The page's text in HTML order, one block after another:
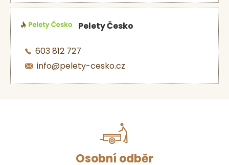
Pelety Česko
603 812 727
info@pelety-cesko.cz
Osobní odběr